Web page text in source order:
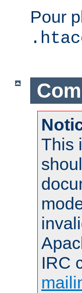
Pour
This
IRC